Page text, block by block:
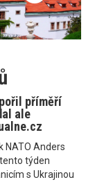
příměří
ale
NATO Anders
týden
s Ukrajinou